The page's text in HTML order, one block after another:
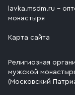
lavka.msdm.ru –
монастыря
Карта сайта
Религиозная
мужской
(Московский